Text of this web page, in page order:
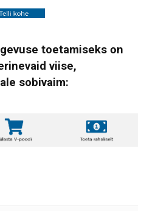
toetamiseks on
viise,
sobivaim: